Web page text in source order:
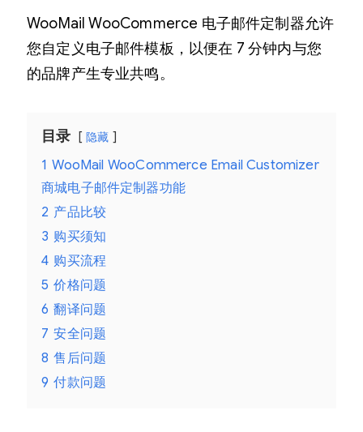
WooMail WooCommerce 电子邮件定制器允许
您自定义电子邮件模板，以便在 7 分钟内与您
的品牌产生专业共鸣。
目录 隐藏
1 WooMail WooCommerce Email Customizer
商城电子邮件定制器功能
2 产品比较
3 购买须知
4 购买流程
5 价格问题
6 翻译问题
7 安全问题
8 售后问题
9 付款问题